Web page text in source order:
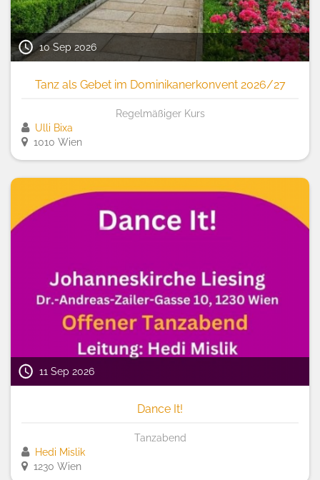
10 Sep 2026
Tanz als Gebet im Dominikanerkonvent 2026/27
Regelmäßiger Kurs
Ulli Bixa
1010 Wien
11 Sep 2026
Dance It!
Tanzabend
Hedi Mislik
1230 Wien